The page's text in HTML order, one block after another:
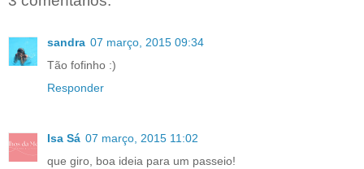
sandra 07 março, 2015 09:34
Tão fofinho :)
Responder
Isa Sá 07 março, 2015 11:02
que giro, boa ideia para um passeio!